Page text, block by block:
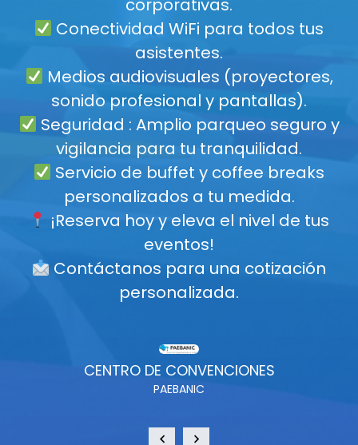
corporativas.
Conectividad WiFi para todos tus
asistentes.
Medios audiovisuales (proyectores,
sonido profesional y pantallas).
Seguridad : Amplio parqueo seguro y
vigilancia para tu tranquilidad.
Servicio de buffet y coffee breaks
personalizados a tu medida.
¡Reserva hoy y eleva el nivel de tus
eventos!
Contáctanos para una cotización
personalizada.
CENTRO DE CONVENCIONES
PAEBANIC